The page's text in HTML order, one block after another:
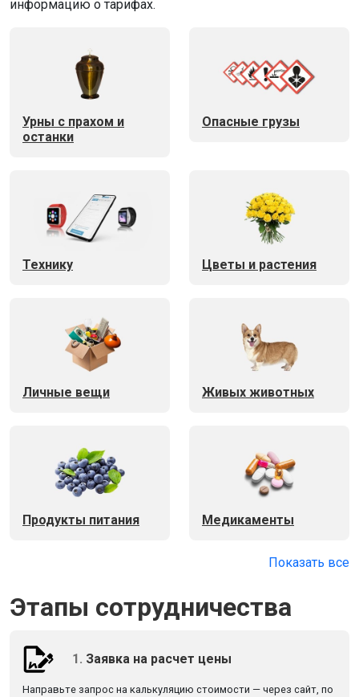
информацию о тарифах.
Урны с прахом и
останки
Опасные грузы
Технику Цветы и растения
Личные вещи Живых животных
Продукты питания Медикаменты
Показать все
Этапы сотрудничества
1. Заявка на расчет цены
Направьте запрос на калькуляцию стоимости — через сайт, по